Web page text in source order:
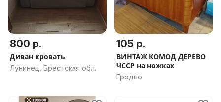
800 р.
Диван кровать
Лунинец, Брестская обл.
105 р.
ВИНТАЖ КОМОД ДЕРЕВО
ЧССР на ножках
Гродно